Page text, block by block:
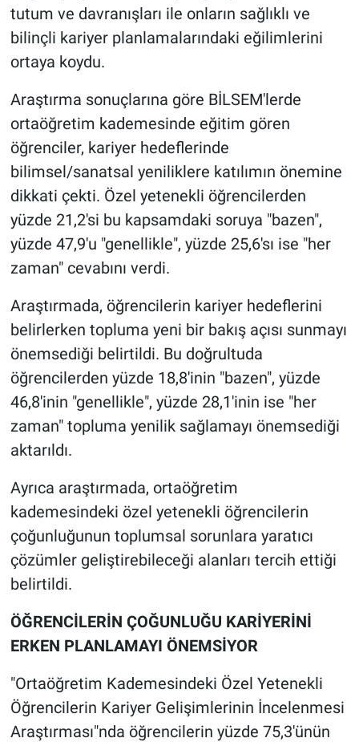
tutum ve davranışları ile onların sağlıklı ve
bilinçli kariyer planlamalarındaki eğilimlerini
ortaya koydu.
Araştırma sonuçlarına göre BİLSEM'lerde
ortaöğretim kademesinde eğitim gören
öğrenciler, kariyer hedeflerinde
bilimsel/sanatsal yeniliklere katılımın önemine
dikkati çekti. Özel yetenekli öğrencilerden
yüzde 21,2'si bu kapsamdaki soruya "bazen",
yüzde 47,9'u "genellikle", yüzde 25,6'sı ise "her
zaman" cevabını verdi.
Araştırmada, öğrencilerin kariyer hedeflerini
belirlerken topluma yeni bir bakış açısı sunmayı
önemsediği belirtildi. Bu doğrultuda
öğrencilerden yüzde 18,8'inin "bazen", yüzde
46,8'inin "genellikle", yüzde 28,1'inin ise "her
zaman" topluma yenilik sağlamayı önemsediği
aktarıldı.
Ayrıca araştırmada, ortaöğretim
kademesindeki özel yetenekli öğrencilerin
çoğunluğunun toplumsal sorunlara yaratıcı
çözümler geliştirebileceği alanları tercih ettiği
belirtildi.
ÖĞRENCİLERİN ÇOĞUNLUĞU KARİYERİNİ
ERKEN PLANLAMAYI ÖNEMSİYOR
"Ortaöğretim Kademesindeki Özel Yetenekli
Öğrencilerin Kariyer Gelişimlerinin İncelenmesi
Araştırması"nda öğrencilerin yüzde 75,3'ünün